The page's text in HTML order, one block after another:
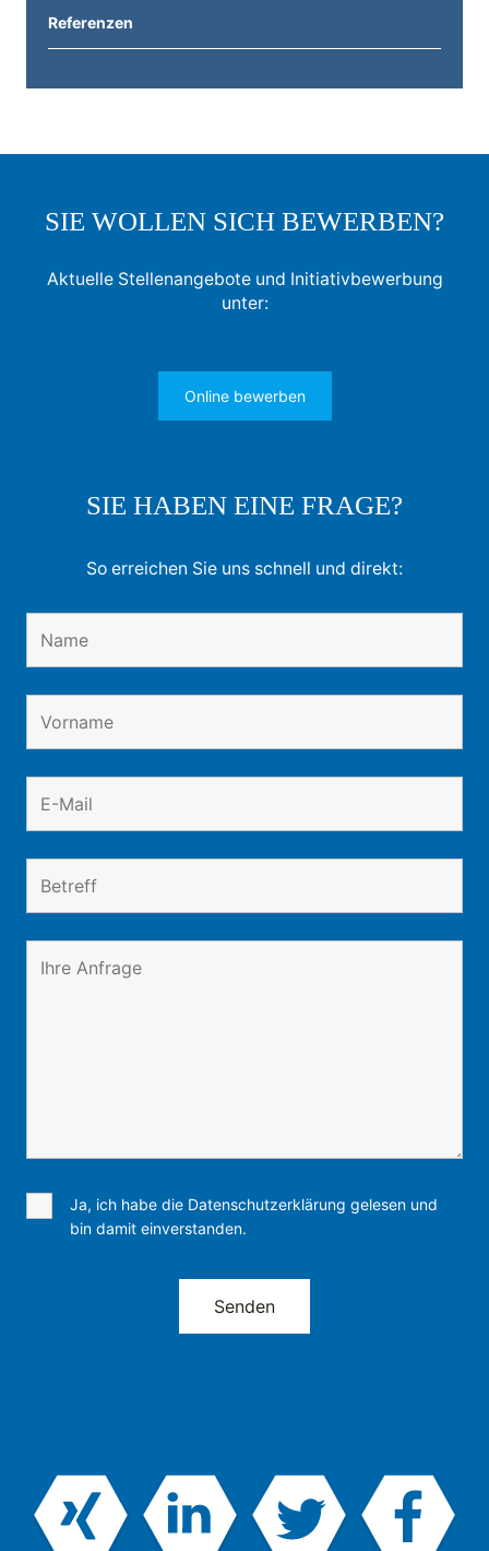
Referenzen
SIE WOLLEN SICH BEWERBEN?
Aktuelle Stellenangebote und Initiativbewerbung
unter:
Online bewerben
SIE HABEN EINE FRAGE?
So erreichen Sie uns schnell und direkt:
Ja, ich habe die Datenschutzerklärung gelesen und
bin damit einverstanden.